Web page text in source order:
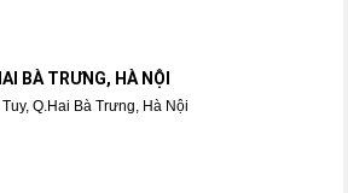
BÀ TRƯNG, HÀ NỘI
Q.Hai Bà Trưng, Hà Nội